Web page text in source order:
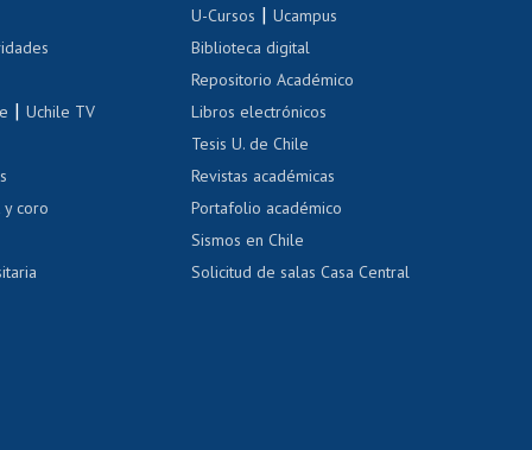
renta
uchile
Cursos de español
|Uchile TV
coro
U-Cursos |Ucampus
Biblioteca digital
Repositorio Académico
Libros electrónicos
Tesis U. de Chile
Revistas académicas
Portafolio académico
Sismos en Chile
Solicitud de salas Casa Central